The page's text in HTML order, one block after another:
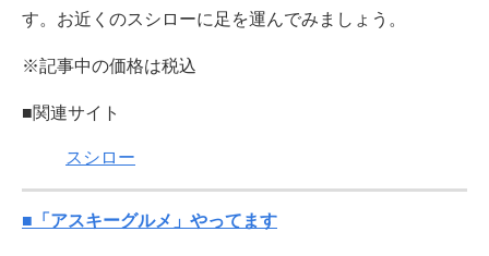
す。お近くのスシローに足を運んでみましょう。
※記事中の価格は税込
■関連サイト
スシロー
■「アスキーグルメ」やってます